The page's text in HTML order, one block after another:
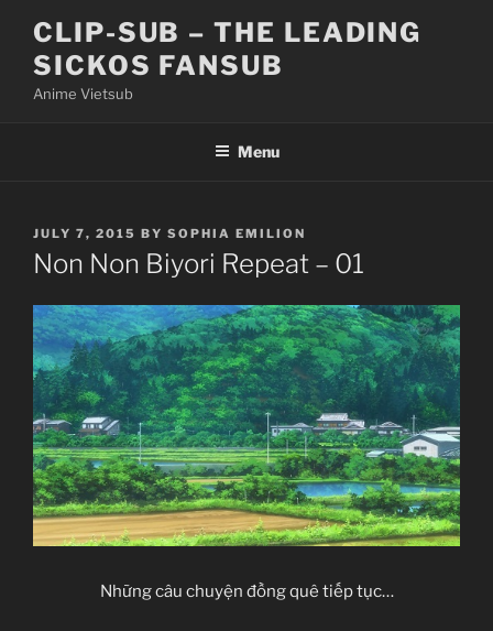
content
CLIP-SUB – THE LEADING
SICKOS FANSUB
Anime Vietsub
Menu
POSTED
ON
JULY 7, 2015 BY SOPHIA EMILION
Non Non Biyori Repeat – 01
Những câu chuyện đồng quê tiếp tục…